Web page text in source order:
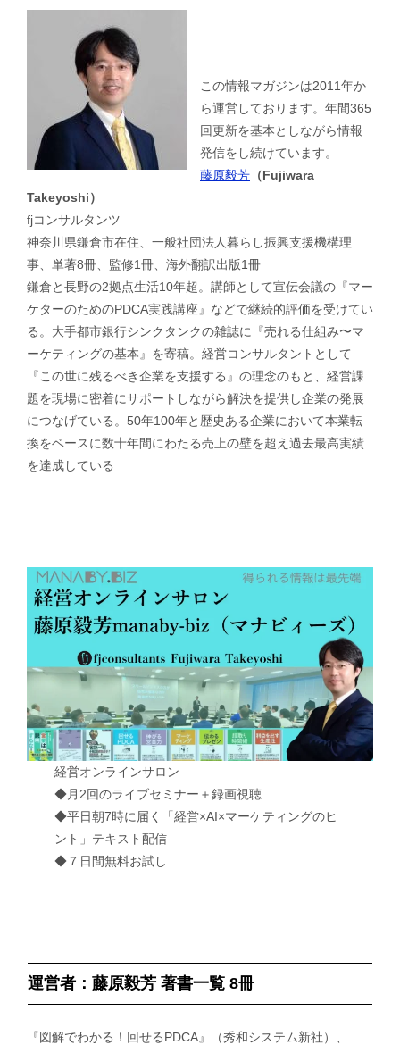
この情報マガジンは2011年か
ら運営しております。年間365
回更新を基本としながら情報
発信をし続けています。
藤原毅芳 （Fujiwara
Takeyoshi）
fjコンサルタンツ
神奈川県鎌倉市在住、一般社団法人暮らし振興支援機構理
事、単著8冊、監修1冊、海外翻訳出版1冊
鎌倉と長野の2拠点生活10年超。講師として宣伝会議の『マー
ケターのためのPDCA実践講座』などで継続的評価を受けてい
る。大手都市銀行シンクタンクの雑誌に『売れる仕組み〜マ
ーケティングの基本』を寄稿。経営コンサルタントとして
『この世に残るべき企業を支援する』の理念のもと、経営課
題を現場に密着にサポートしながら解決を提供し企業の発展
につなげている。50年100年と歴史ある企業において本業転
換をベースに数十年間にわたる売上の壁を超え過去最高実績
を達成している
経営オンラインサロン
◆月2回のライブセミナー＋録画視聴
◆平日朝7時に届く「経営×AI×マーケティングのヒ
ント」テキスト配信
◆７日間無料お試し
運営者：藤原毅芳 著書一覧 8冊
『図解でわかる！回せるPDCA』（秀和システム新社）、